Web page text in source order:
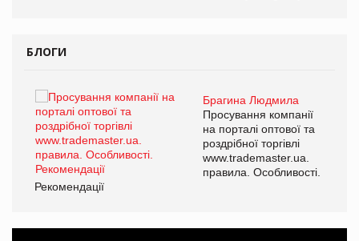
БЛОГИ
Брагина Людмила
Просування компанії
на порталі оптової та
роздрібної торгівлі
www.trademaster.ua.
правила. Особливості.
Рекомендації